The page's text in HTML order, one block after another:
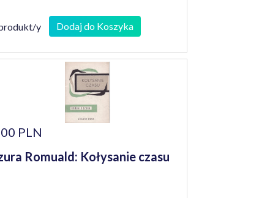
y Dodaj do Koszyka
PLN
Romuald: Kołysanie czasu